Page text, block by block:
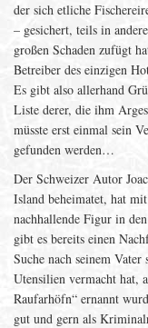
der sich etliche
– gesichert, teils in
großen Schaden zufügt
Betreiber des einzigen
Es gibt also allerhand
Liste derer, die ihm
müsste erst einmal sein
gefunden werden…
Der Schweizer Autor
Island beheimatet, hat
nachhallende Figur in
gibt es bereits einen
Suche nach seinem
Utensilien vermacht hat,
Raufarhöfn“ ernannt
gut und gern als